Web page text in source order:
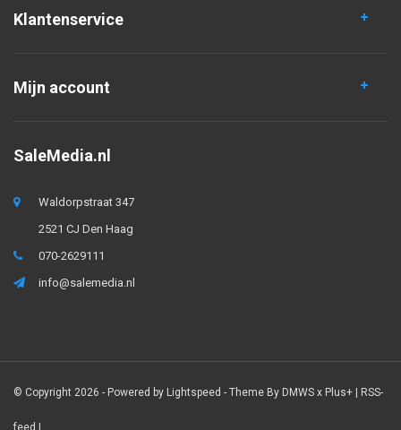
Klantenservice
Mijn account
SaleMedia.nl
Waldorpstraat 347
2521 CJ Den Haag
070-2629111
info@salemedia.nl
© Copyright 2026 - Powered by Lightspeed - Theme By DMWS x Plus+ | RSS-
feed |